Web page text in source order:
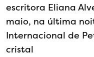
escritora Eliana
maio, na última
Internacional de
cristal